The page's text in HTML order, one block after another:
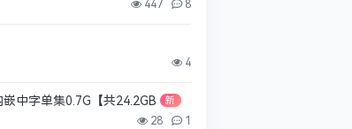
447 8
4
中字单集0.7G【共24.2GB 新
28 1